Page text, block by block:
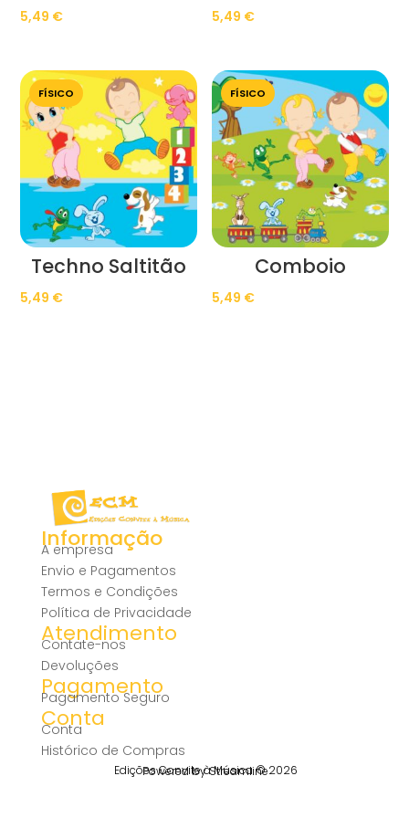
5,49 € 5,49 €
FÍSICO
Techno Saltitão
5,49 €
FÍSICO
Comboio
5,49 €
Informação
A empresa
Envio e Pagamentos
Termos e Condições
Política de Privacidade
Atendimento
Contate-nos
Devoluções
Pagamento
Pagamento Seguro
Conta
Conta
Histórico de Compras
Edições Convite à Música © 2026
Powered by Streamline